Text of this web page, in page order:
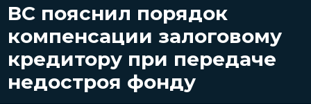
ВС пояснил порядок
компенсации залоговому
кредитору при передаче
недостроя фонду